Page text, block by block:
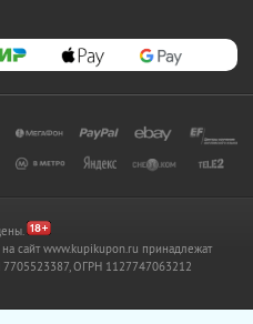
сайт www.kupikupon.ru принадлежат
ОГРН 1127747063212